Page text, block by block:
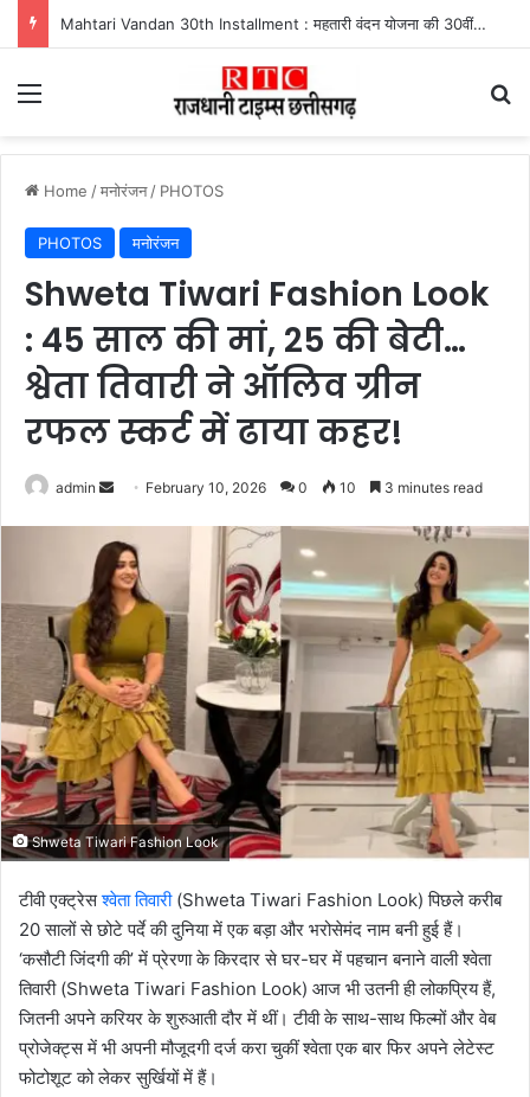
Mahtari Vandan 30th Installment : महतारी वंदन योजना की 30वीं किस्त जारी, ऐसे करें भुगतान स्टेटस चेक
Menu
Home /मनोरंजन / PHOTOS
PHOTOS मनोरंजन
Shweta Tiwari Fashion Look
: 45 साल की मां, 25 की बेटी…
श्वेता तिवारी ने ऑलिव ग्रीन
रफल स्कर्ट में ढाया कहर!
admin
Send
email
February 10, 2026 0 10 3 minutes read
Shweta Tiwari Fashion Look
टीवी एक्ट्रेसश्वेता तिवारी(Shweta Tiwari Fashion Look) पिछले करीब
20 सालों से छोटे पर्दे की दुनिया में एक बड़ा और भरोसेमंद नाम बनी हुई हैं।
‘कसौटी जिंदगी की’ में प्रेरणा के किरदार से घर-घर में पहचान बनाने वाली श्वेता
तिवारी (Shweta Tiwari Fashion Look) आज भी उतनी ही लोकप्रिय हैं,
जितनी अपने करियर के शुरुआती दौर में थीं। टीवी के साथ-साथ फिल्मों और वेब
प्रोजेक्ट्स में भी अपनी मौजूदगी दर्ज करा चुकीं श्वेता एक बार फिर अपने लेटेस्ट
फोटोशूट को लेकर सुर्खियों में हैं।